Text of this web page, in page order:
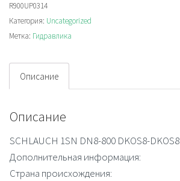
R900UP0314
Категория: Uncategorized
Метка: Гидравлика
Описание
Описание
SCHLAUCH 1SN DN8-800 DKOS8-DKOS8
Дополнительная информация:
Страна происхождения: